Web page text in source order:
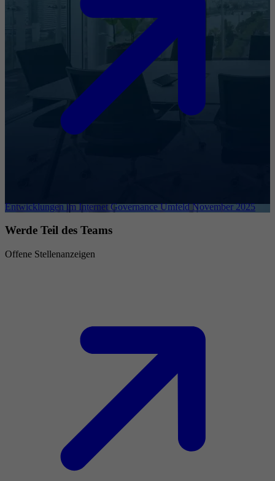
Entwicklungen im Internet Governance Umfeld November 2025
Werde Teil des Teams
Offene Stellenanzeigen